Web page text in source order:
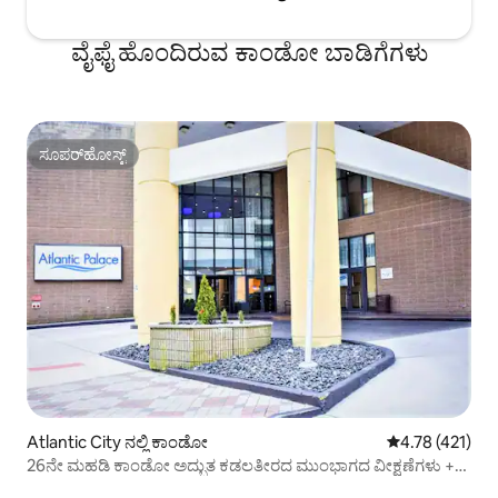
ವೈಫೈ ಹೊಂದಿರುವ ಕಾಂಡೋ ಬಾಡಿಗೆಗಳು
ಸೂಪರ್‌ಹೋಸ್ಟ್
ಸೂಪರ್‌ಹೋಸ್ಟ್
Atlantic City ನಲ್ಲಿ ಕಾಂಡೋ 5 ರಲ್ಲಿ 4.78
4.78 (421)
26ನೇ ಮಹಡಿ ಕಾಂಡೋ ಅದ್ಭುತ ಕಡಲತೀರದ ಮುಂಭಾಗದ ವೀಕ್ಷಣೆಗಳು +